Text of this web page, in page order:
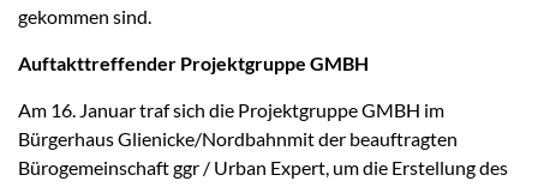
gekommen sind.
Auftakttreffender Projektgruppe GMBH
Am 16. Januar traf sich die Projektgruppe GMBH im
Bürgerhaus Glienicke/Nordbahnmit der beauftragten
Bürogemeinschaft ggr / Urban Expert, um die Erstellung des